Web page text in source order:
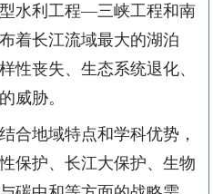
水利工程—三峡工程和南
着长江流域最大的湖泊
性丧失、生态系统退化、
威胁。
地域特点和学科优势，
保护、长江大保护、生物